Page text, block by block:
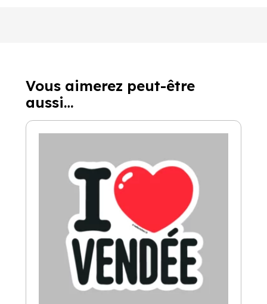
Vous aimerez peut-être
aussi…